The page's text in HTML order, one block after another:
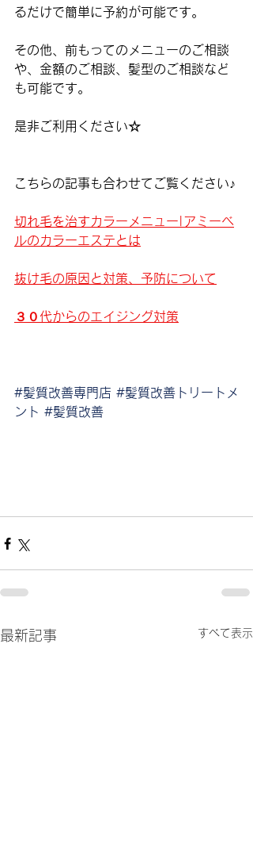
るだけで簡単に予約が可能です。
その他、前もってのメニューのご相談
や、金額のご相談、髪型のご相談など
も可能です。
是非ご利用ください☆
こちらの記事も合わせてご覧ください♪
切れ毛を治すカラーメニュー|アミーベ
ルのカラーエステとは
抜け毛の原因と対策、予防について
３０代からのエイジング対策
#髪質改善専門店 #髪質改善トリートメ
ント #髪質改善
最新記事 すべて表示